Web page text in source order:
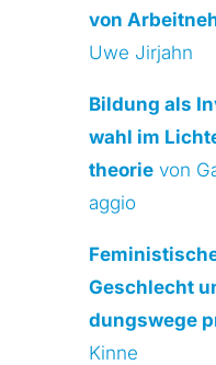
von
Uwe Jir­jahn
Bil­dung als
wahl im
theo­rievon
ag­gio
Geschlecht
dungs­we­ge
Kin­ne